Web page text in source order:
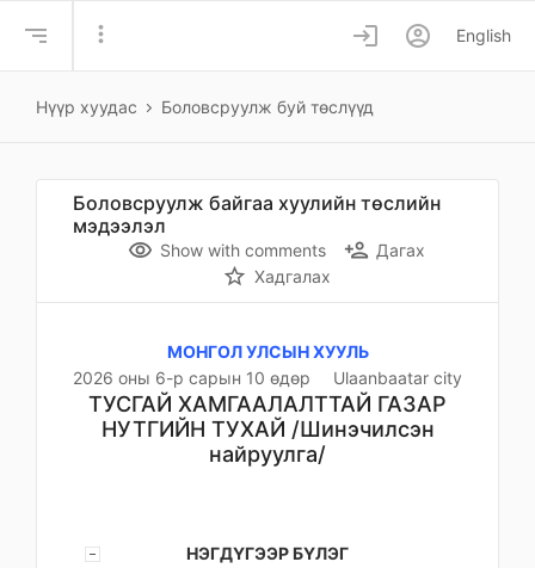
more_vert login account_circle English
Нүүр хуудас Боловсруулж буй төслүүд
Боловсруулж байгаа хуулийн төслийн
мэдээлэл
remove_red_eye Show with comments person_add Дагах
star_border Хадгалах
МОНГОЛ УЛСЫН ХУУЛЬ
2026 оны 6-р сарын 10 өдөр
Ulaanbaatar city
ТУСГАЙ ХАМГААЛАЛТТАЙ ГАЗАР
НУТГИЙН ТУХАЙ /Шинэчилсэн
найруулга/
НЭГДҮГЭЭР БҮЛЭГ